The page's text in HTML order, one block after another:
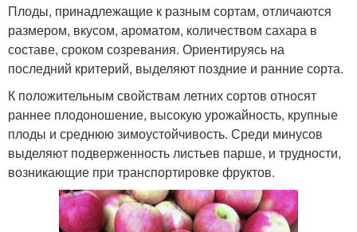
Плоды, принадлежащие к разным сортам, отличаются
размером, вкусом, ароматом, количеством сахара в
составе, сроком созревания. Ориентируясь на
последний критерий, выделяют поздние и ранние сорта.
К положительным свойствам летних сортов относят
раннее плодоношение, высокую урожайность, крупные
плоды и среднюю зимоустойчивость. Среди минусов
выделяют подверженность листьев парше, и трудности,
возникающие при транспортировке фруктов.